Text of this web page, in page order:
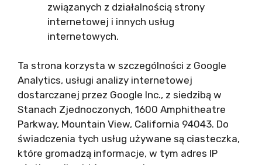
związanych z działalnością strony
internetowej i innych usług
internetowych.
Ta strona korzysta w szczególności z Google
Analytics, usługi analizy internetowej
dostarczanej przez Google Inc., z siedzibą w
Stanach Zjednoczonych, 1600 Amphitheatre
Parkway, Mountain View, California 94043. Do
świadczenia tych usług używane są ciasteczka,
które gromadzą informacje, w tym adres IP